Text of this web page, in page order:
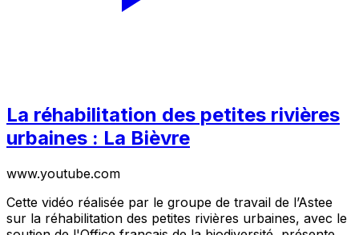
La réhabilitation des petites rivières
urbaines : La Bièvre
www.youtube.com
Cette vidéo réalisée par le groupe de travail de l’Astee
sur la réhabilitation des petites rivières urbaines, avec le